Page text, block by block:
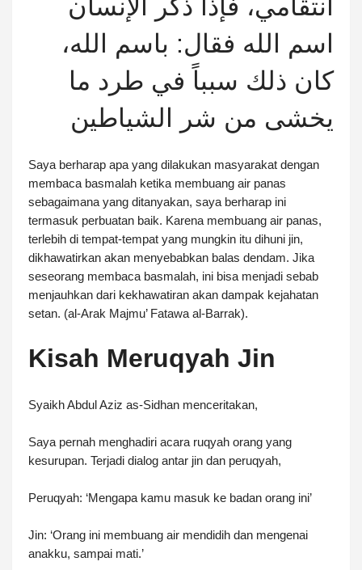
انتقامي، فإذا ذكر الإنسان
اسم الله فقال: باسم الله،
كان ذلك سبباً في طرد ما
يخشى من شر الشياطين
Saya berharap apa yang dilakukan masyarakat dengan
membaca basmalah ketika membuang air panas
sebagaimana yang ditanyakan, saya berharap ini
termasuk perbuatan baik. Karena membuang air panas,
terlebih di tempat-tempat yang mungkin itu dihuni jin,
dikhawatirkan akan menyebabkan balas dendam. Jika
seseorang membaca basmalah, ini bisa menjadi sebab
menjauhkan dari kekhawatiran akan dampak kejahatan
setan. (al-Arak Majmu’ Fatawa al-Barrak).
Kisah Meruqyah Jin
Syaikh Abdul Aziz as-Sidhan menceritakan,
Saya pernah menghadiri acara ruqyah orang yang
kesurupan. Terjadi dialog antar jin dan peruqyah,
Peruqyah: ‘Mengapa kamu masuk ke badan orang ini’
Jin: ‘Orang ini membuang air mendidih dan mengenai
anakku, sampai mati.’